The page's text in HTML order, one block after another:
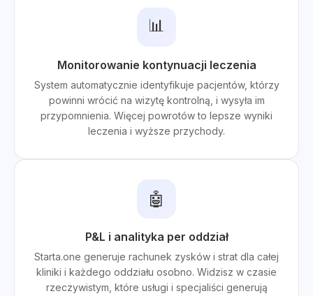
📊
Monitorowanie kontynuacji leczenia
System automatycznie identyfikuje pacjentów, którzy
powinni wrócić na wizytę kontrolną, i wysyła im
przypomnienia. Więcej powrotów to lepsze wyniki
leczenia i wyższe przychody.
🤖
P&L i analityka per oddział
Starta.one generuje rachunek zysków i strat dla całej
kliniki i każdego oddziału osobno. Widzisz w czasie
rzeczywistym, które usługi i specjaliści generują